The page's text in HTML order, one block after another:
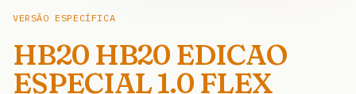
VERSÃO ESPECÍFICA
HB20 HB20 EDICAO
ESPECIAL 1.0 FLEX